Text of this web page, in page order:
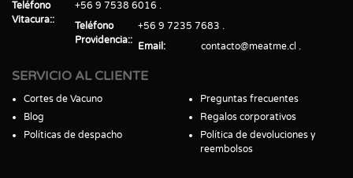
Teléfono
Vitacura:
+56 9 7538 6016
Teléfono
Providencia:
+56 9 7235 7683
Email
contacto@meatme.cl
SERVICIO AL CLIENTE
Cortes de Vacuno
Blog
Políticas de despacho
Preguntas frecuentes
Regalos corporativos
Política de devoluciones y
reembolsos